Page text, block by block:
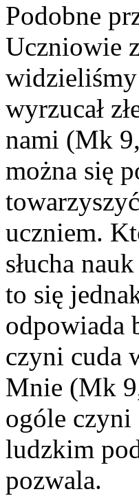
Podobne
Uczniowie
wyrzucał
nami (Mk
można się
uczniem.
słucha
to się
odpowiada
czyni cuda
Mnie (Mk
ogóle czyni
ludzkim
pozwala.